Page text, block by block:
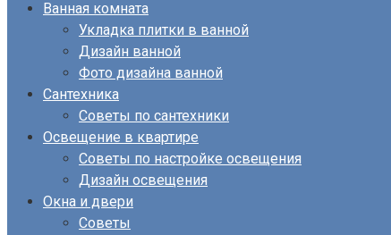
Ванная комната
Укладка плитки в ванной
Дизайн ванной
Фото дизайна ванной
Сантехника
Советы по сантехники
Освещение в квартире
Советы по настройке освещения
Дизайн освещения
Окна и двери
Советы